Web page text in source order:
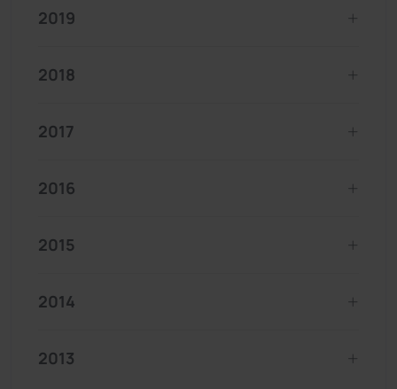
2019
2018
2017
2016
2015
2014
2013